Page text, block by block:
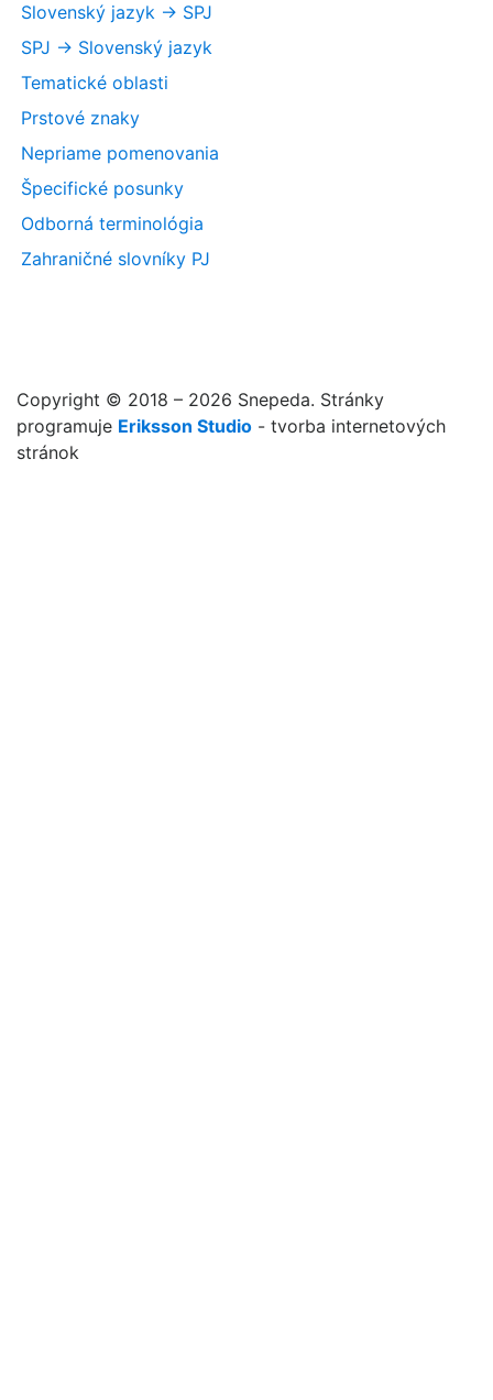
Slovenský jazyk -> SPJ
SPJ -> Slovenský jazyk
Tematické oblasti
Prstové znaky
Nepriame pomenovania
Špecifické posunky
Odborná terminológia
Zahraničné slovníky PJ
Copyright © 2018 – 2026 Snepeda. Stránky
programuje Eriksson Studio - tvorba internetových
stránok